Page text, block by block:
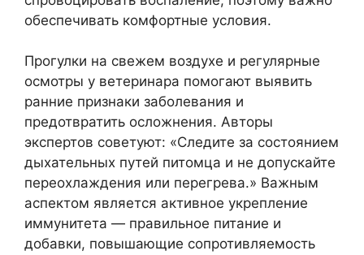
обеспечивать комфортные условия.
Прогулки на свежем воздухе и регулярные
осмотры у ветеринара помогают выявить
ранние признаки заболевания и
предотвратить осложнения. Авторы
экспертов советуют: «Следите за состоянием
дыхательных путей питомца и не допускайте
переохлаждения или перегрева.» Важным
аспектом является активное укрепление
иммунитета — правильное питание и
добавки, повышающие сопротивляемость